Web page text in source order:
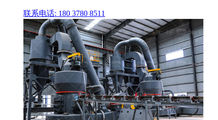
联系电话: 180 3780 8511